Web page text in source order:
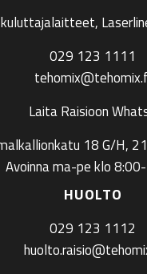
029 123 1111
Laita Raisioon
18 G/H,
Avoinna ma-pe klo
HUOLTO
029 123 1112